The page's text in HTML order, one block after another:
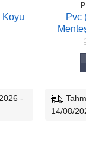
Koyu
-
Pvc
14/08/